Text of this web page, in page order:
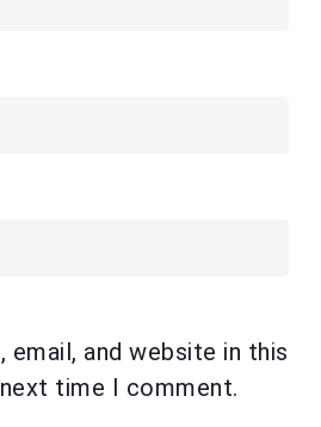
email, and website in this
time I comment.